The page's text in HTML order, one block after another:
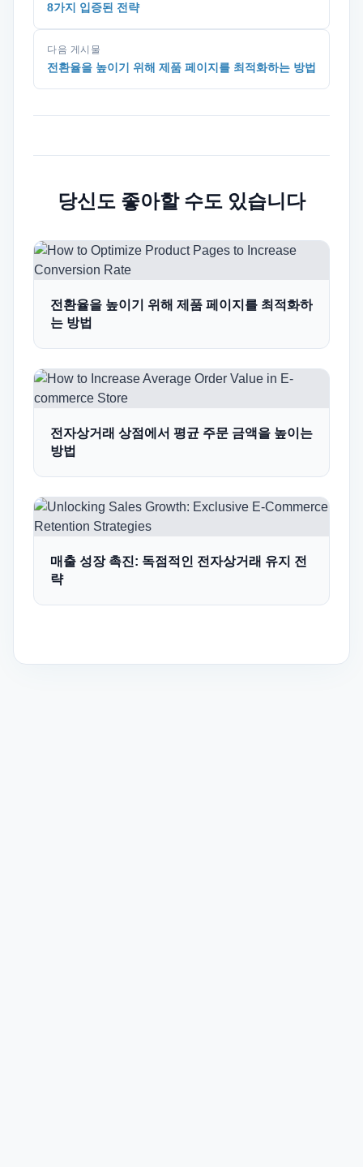
8가지 입증된 전략
다음 게시물
전환율을 높이기 위해 제품 페이지를 최적화하는 방법
당신도 좋아할 수도 있습니다
전환율을 높이기 위해 제품 페이지를 최적화하
는 방법
전자상거래 상점에서 평균 주문 금액을 높이는
방법
매출 성장 촉진: 독점적인 전자상거래 유지 전
략